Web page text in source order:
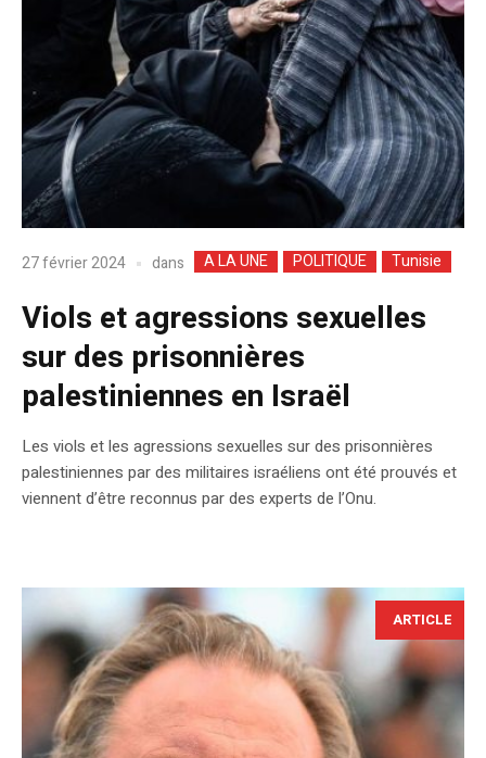
27 février 2024 dans A LA UNE POLITIQUE Tunisie
Viols et agressions sexuelles
sur des prisonnières
palestiniennes en Israël
Les viols et les agressions sexuelles sur des prisonnières
palestiniennes par des militaires israéliens ont été prouvés et
viennent d’être reconnus par des experts de l’Onu.
ARTICLE